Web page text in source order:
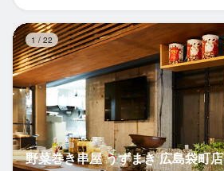
1 / 22
野菜巻き串屋 うずまき 広島袋町店